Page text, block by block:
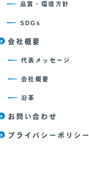
品質・環境方針
SDGs
会社概要
代表メッセージ
会社概要
沿革
お問い合わせ
プライバシーポリシー